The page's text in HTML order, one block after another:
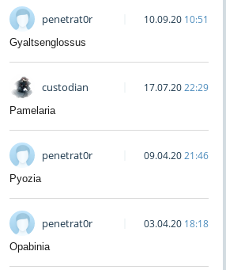
penetrat0r 10.09.20 10:51
Gyaltsenglossus
custodian 17.07.2022:29
Pamelaria
penetrat0r 09.04.2021:46
Pyozia
penetrat0r 03.04.20 18:18
Opabinia